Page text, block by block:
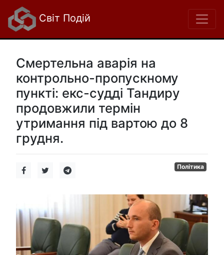
Світ Подій
Смертельна аварія на
контрольно-пропускному
пункті: екс-судді Тандиру
продовжили термін
утримання під вартою до 8
грудня.
Політика